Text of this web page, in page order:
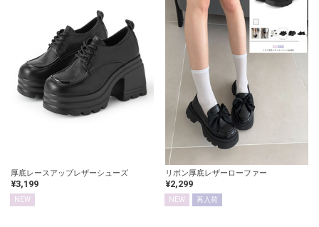
厚底レースアップレザーシューズ
¥3,199
NEW
リボン厚底レザーローファー
¥2,299
NEW 再入荷